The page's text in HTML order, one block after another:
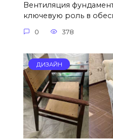
Вентиляция
ключевую роль в
0 378
ДИЗАЙН